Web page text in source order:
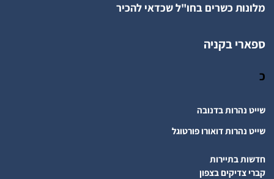
מלונות כשרים בחו"ל שכדאי להכיר
ספארי בקניה
כ
שייט נהרות בדנובה
שייט נהרות דואורו פורטוגל
חדשות בתיירות
קברי צדיקים בצפון